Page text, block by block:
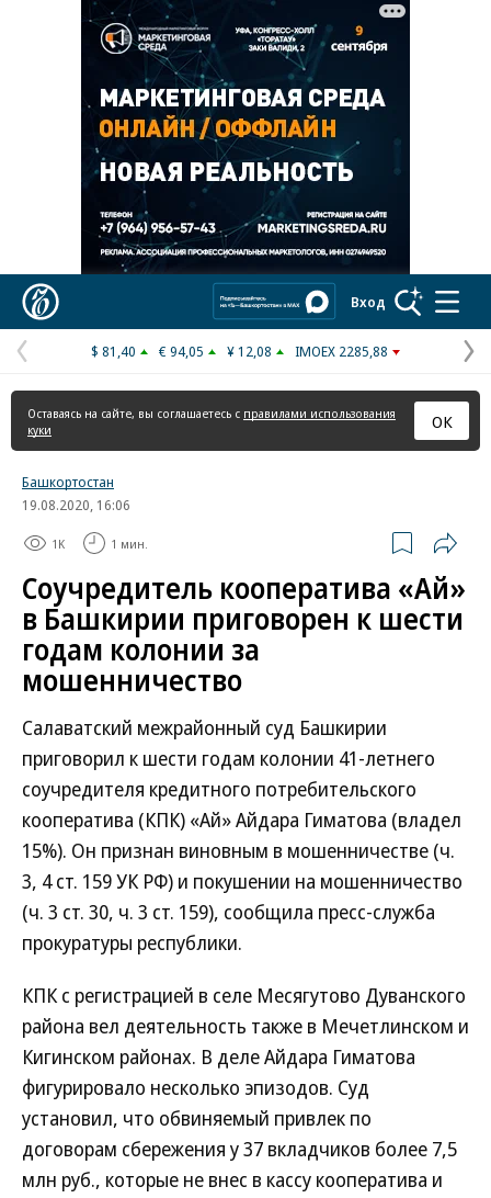
Реклама в «Ъ» www.kommersant.ru/ad
Вход
Предыдущая
страница
$ 81,40 € 94,05 ¥ 12,08 IMOEX 2285,88
Оставаясь на сайте, вы соглашаетесь с правилами использования
куки
ОК
Башкортостан
19.08.2020, 16:06
1K 1 мин.
Соучредитель кооператива «Ай»
в Башкирии приговорен к шести
годам колонии за
мошенничество
Салаватский межрайонный суд Башкирии
приговорил к шести годам колонии 41-летнего
соучредителя кредитного потребительского
кооператива (КПК) «Ай» Айдара Гиматова (владел
15%). Он признан виновным в мошенничестве (ч.
3, 4 ст. 159 УК РФ) и покушении на мошенничество
(ч. 3 ст. 30, ч. 3 ст. 159), сообщила пресс-служба
прокуратуры республики.
КПК с регистрацией в селе Месягутово Дуванского
района вел деятельность также в Мечетлинском и
Кигинском районах. В деле Айдара Гиматова
фигурировало несколько эпизодов. Суд
установил, что обвиняемый привлек по
договорам сбережения у 37 вкладчиков более 7,5
млн руб., которые не внес в кассу кооператива и